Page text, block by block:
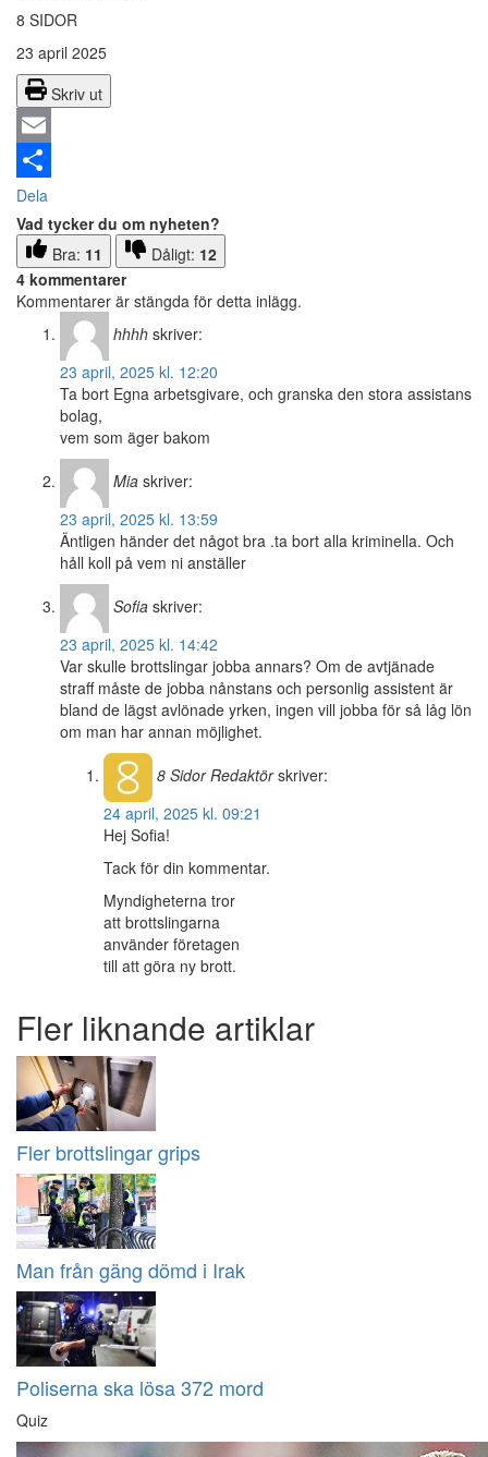
8 SIDOR
23 april 2025
Skriv ut
Email
Dela
Vad tycker du om nyheten?
Bra: 11 Dåligt: 12
4 kommentarer
Kommentarer är stängda för detta inlägg.
hhhh skriver:
23 april, 2025 kl. 12:20
Ta bort Egna arbetsgivare, och granska den stora assistans
bolag,
vem som äger bakom
Mia skriver:
23 april, 2025 kl. 13:59
Äntligen händer det något bra .ta bort alla kriminella. Och
håll koll på vem ni anställer
Sofia skriver:
23 april, 2025 kl. 14:42
Var skulle brottslingar jobba annars? Om de avtjänade
straff måste de jobba nånstans och personlig assistent är
bland de lägst avlönade yrken, ingen vill jobba för så låg lön
om man har annan möjlighet.
8 SidorRedaktör skriver:
24 april, 2025 kl. 09:21
Hej Sofia!
Tack för din kommentar.
Myndigheterna tror
att brottslingarna
använder företagen
till att göra ny brott.
Fler liknande artiklar
Fler brottslingar grips
Man från gäng dömd i Irak
Poliserna ska lösa 372 mord
Quiz